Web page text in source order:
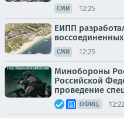
СМИ 12:25
ЕИПП
СМИ 12:25
Минобороны
Российской
проведение
ОФИЦ. 12:22